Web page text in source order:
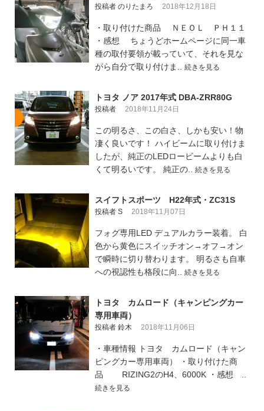
投稿者 のりたまろ 2018年12月18日
・取り付けた商品 ＮＥＯＬ ＰＨ１１
・感想 ちょうどホームページに同一車
種の取付要領が載っていて、それを見な
がら自分で取り付けま.. 続きを見る
トヨタ ノア 2017年式 DBA-ZRR80G
投稿者 2018年11月24日
この明るさ、この白さ、しかも安い！物
凄く良いです！ ハイビームに取り付けま
したが、純正のLEDロービームよりも白
くて明るいです。 純正の.. 続きを見る
スイフトスポーツ H22年式・ZC31S
投稿者 S 2018年11月07日
フォグ専用LED デュアルカラー装着。 白
色から黄色にスイッチオン→オフ→オン
で瞬時に切り替わります。 明るさも自車
への視認性も格段に向.. 続きを見る
トヨタ カムロード（キャンピングカー
専用車両）
投稿者 鈴木 2018年11月06日
・車種情報 トヨタ カムロード（キャン
ピングカー専用車両） ・取り付けた商
品 RIZING2のH4、6000K ・感想 ..
続きを見る